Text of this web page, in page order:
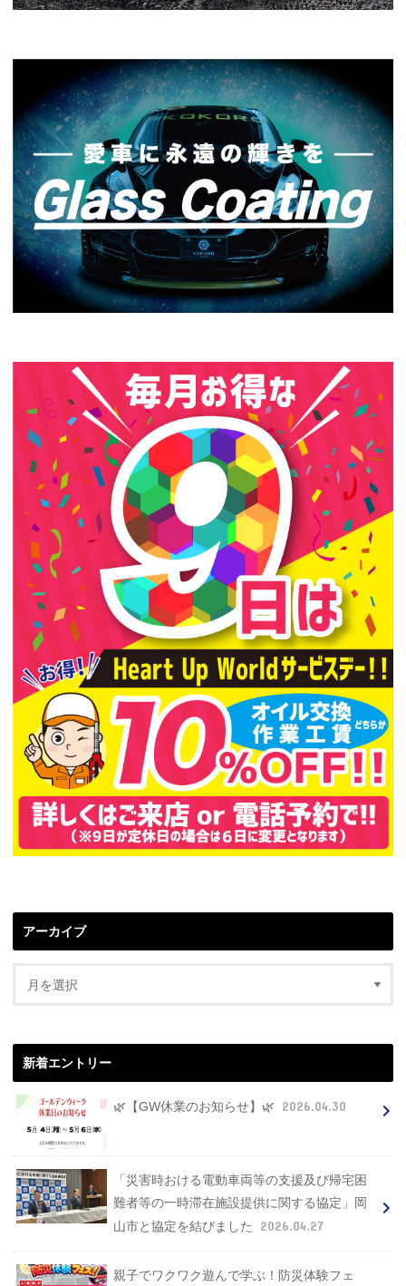
アーカイブ
新着エントリー
🌿【GW休業のお知らせ】🌿 2026.04.30
「災害時おける電動車両等の支援及び帰宅困
難者等の一時滞在施設提供に関する協定」岡
山市と協定を結びました
2026.04.27
親子でワクワク遊んで学ぶ！防災体験フェ